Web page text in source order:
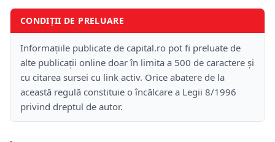
CONDIȚII DE PRELUARE
Informațiile publicate de capital.ro pot fi preluate de
alte publicații online doar în limita a 500 de caractere și
cu citarea sursei cu link activ. Orice abatere de la
această regulă constituie o încălcare a Legii 8/1996
privind dreptul de autor.